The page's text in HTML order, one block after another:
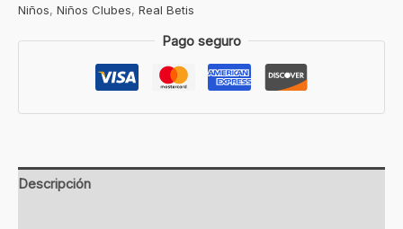
Niños, Niños Clubes, Real Betis
Pago seguro
Descripción